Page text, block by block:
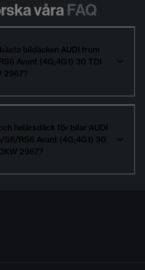
våra FAQ
bildäcken AUDI from
Avant (4G;4G1) 30 TDI
2967?
helårsdäck för bilar AUDI
S6/RS6 Avant (4G;4G1) 30
2967?